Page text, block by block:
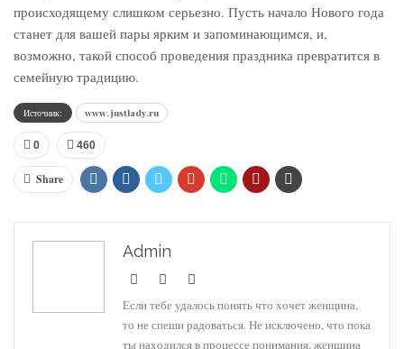
происходящему слишком серьезно. Пусть начало Нового года
станет для вашей пары ярким и запоминающимся, и,
возможно, такой способ проведения праздника превратится в
семейную традицию.
Источник: www.justlady.ru
0 460
Share
Admin
Если тебе удалось понять что хочет женщина,
то не спеши радоваться. Не исключено, что пока
ты находился в процессе понимания, женщина